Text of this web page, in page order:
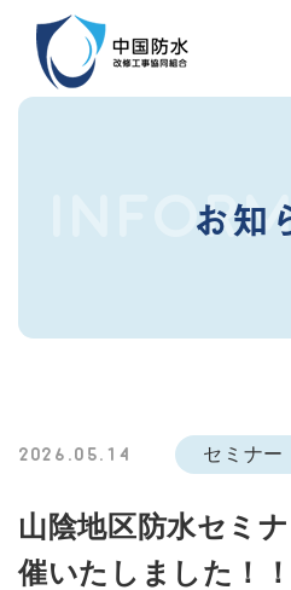
お知
2026.05.14 セミナー
山陰地区防水セミ
催いたしました！！